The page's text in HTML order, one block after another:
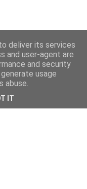
deliver its services
and user-agent are
and security
usage
abuse.
IT